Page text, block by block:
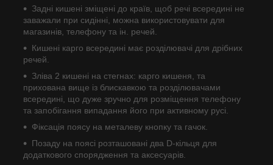
Задні кишені зміщені до країв, щоб речі всередині не
заважали при сидінні, можна використовувати для
магазинів, телефону та ін. речей.
Кишені карго всередині має розділювачі для дрібних
речей.
Зліва 2 кишені на стегнах: карго кишеня, та
прихована вище із блискавкою та розділювачами
всередині, що дуже зручно для розміщення телефону
та запобігання випадання його при активному русі.
Фіксація поясу на металеву кнопку та гачок.
Позаду на поясі розташовані два D-кільця для
додаткового спорядження та аксесуарів.